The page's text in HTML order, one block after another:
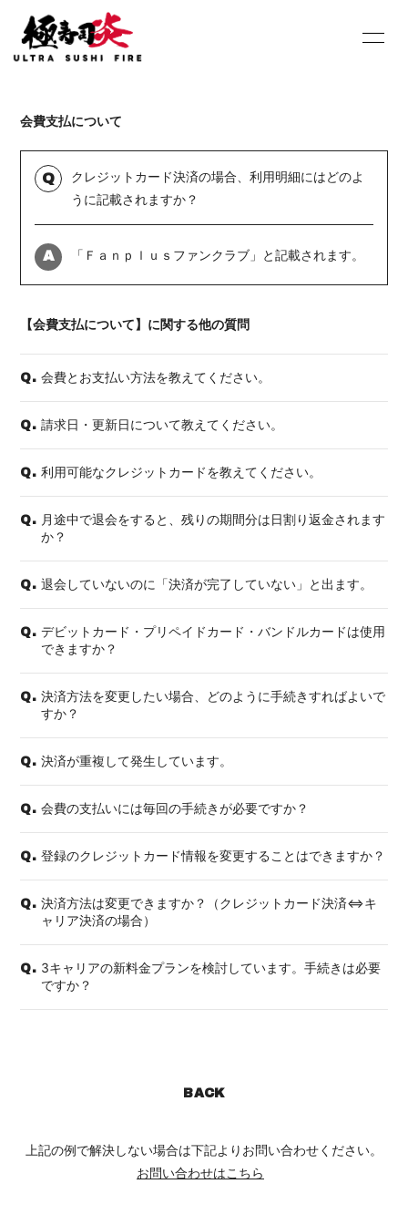
SCHEDULE
DISCOGRAPHY Youtube
MOVIE PHOTO
会員登録 ログイン
会費支払について
Q
クレジットカード決済の場合、利用明細にはどのよ
うに記載されますか？
A 「Ｆａｎｐｌｕｓファンクラブ」と記載されます。
【会費支払について】に関する他の質問
Q. 会費とお支払い方法を教えてください。
Q. 請求日・更新日について教えてください。
Q. 利用可能なクレジットカードを教えてください。
Q. 月途中で退会をすると、残りの期間分は日割り返金されます
か？
Q. 退会していないのに「決済が完了していない」と出ます。
Q. デビットカード・プリペイドカード・バンドルカードは使用
できますか？
Q. 決済方法を変更したい場合、どのように手続きすればよいで
すか？
Q. 決済が重複して発生しています。
Q. 会費の支払いには毎回の手続きが必要ですか？
Q. 登録のクレジットカード情報を変更することはできますか？
Q. 決済方法は変更できますか？（クレジットカード決済⇔キ
ャリア決済の場合）
Q. 3キャリアの新料金プランを検討しています。手続きは必要
ですか？
BACK
上記の例で解決しない場合は下記よりお問い合わせください。
お問い合わせはこちら